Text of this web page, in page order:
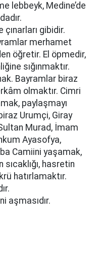
lebbeyk, Medine’de
gibidir.
merhamet
öğretir. El öpmedir,
sığınmaktır.
Bayramlar biraz
olmaktır. Cimri
paylaşmayı
Urumçi, Giray
Murad, İmam
Ayasofya,
Camiini yaşamak,
hasretin
hatırlamaktır.
aşmasıdır.